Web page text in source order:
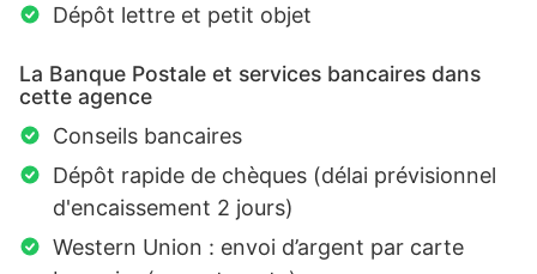
Dépôt lettre et petit objet
La Banque Postale et services bancaires dans
cette agence
Conseils bancaires
Dépôt rapide de chèques (délai prévisionnel
d'encaissement 2 jours)
Western Union : envoi d’argent par carte